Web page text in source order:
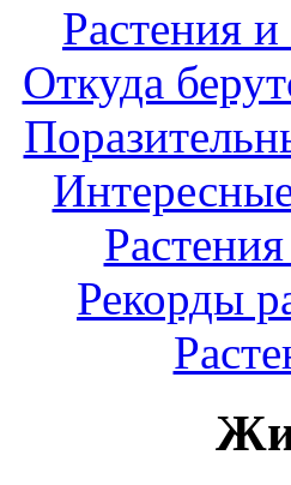
Растения
Откуда
Рекорды